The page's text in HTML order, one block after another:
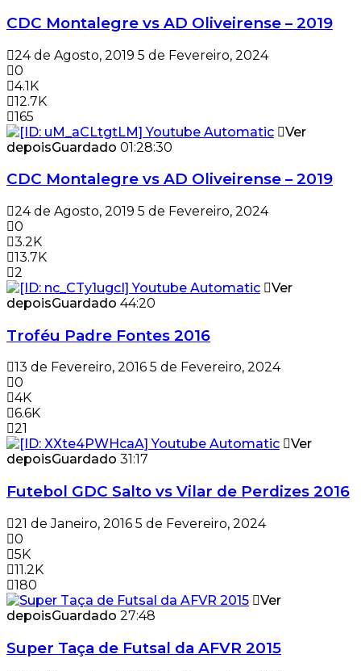
CDC Montalegre vs AD Oliveirense – 2019
24 de Agosto, 2019 5 de Fevereiro, 2024
0
4.1K
12.7K
165
Ver
depoisGuardado 01:28:30
CDC Montalegre vs AD Oliveirense – 2019
24 de Agosto, 2019 5 de Fevereiro, 2024
0
3.2K
13.7K
2
Ver
depoisGuardado 44:20
Troféu Padre Fontes 2016
13 de Fevereiro, 2016 5 de Fevereiro, 2024
0
4K
6.6K
21
Ver
depoisGuardado 31:17
Futebol GDC Salto vs Vilar de Perdizes 2016
21 de Janeiro, 2016 5 de Fevereiro, 2024
0
5K
11.2K
180
Ver
depoisGuardado 27:48
Super Taça de Futsal da AFVR 2015